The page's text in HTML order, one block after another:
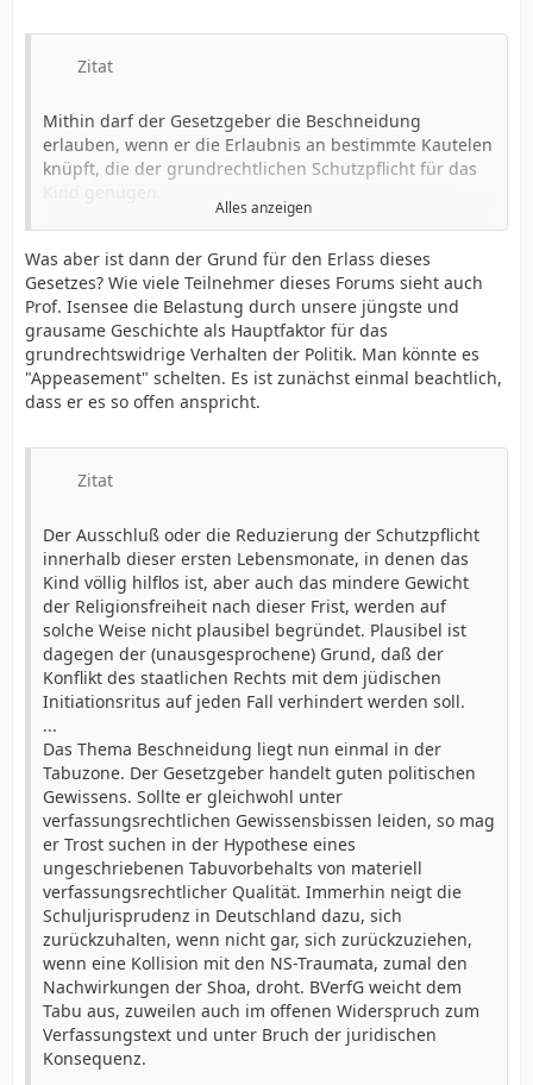
„gelebten Verfassungskultur“, was immer diese Formel
bedeutet. Die Argumentation entzieht sich der
juridischen Nachprüfung und entschwebt in den
...
Doch verwaltet sie nicht die individuellen
Angelegenheiten ihrer Angehörigen, also nicht deren
Freiheit, Leben und körperliche Unversehrtheit.
wegen kein unmittelbares, sondern nur ein sekundäres
Erziehungsrecht.
...
Daher läßt sich die körperliche Unversehrtheit des
Kindes nicht gegen die Selbstbestimmung der
Religionsgemeinschaft abwägen.
Zitat
Mithin darf der Gesetzgeber die Beschneidung
erlauben, wenn er die Erlaubnis an bestimmte Kautelen
knüpft, die der grundrechtlichen Schutzpflicht für das
Beschneidung des weiblichen ist kein Thema. Deren
Unzulässigkeit wird als gegeben vorausgesetzt, auch
dann, wenn ihr Ausmaß, mutatis mutandis, hinter dem
der nunmehr erlaubten Beschneidung zurückbleibt und
auch sie auf religiöse Gründe gestützt wird. Eine
Einwilligung von Sorgeberechtigten wird hier von
vornherein abgetan. Der potentielle Widerspruch zum
Personensorge umfaßt die Einwilligung für das nicht
einsichts- und urteilsfähige Kind. Das Gesetz sagt aber
seinen eigenen Willen geltend machen, ab wann es sich
widersetzen, ab wann es allein entscheiden kann.
...
Die Entscheidung, welche die Eltern für ihr Kind treffen,
muß aus freier Einsicht, nicht aber aus
unwiderstehlichem Druck des sozialen Umfeldes
erfolgen. Die Einwilligung der Eltern setzt eine
sachkundige Beratung über die gesundheitlichen
Folgen und Risiken voraus (informed consent).
...
Daher gibt das Gesetz die Beschneidung generell frei.
...
Das Gesetz fordert, daß die Regeln der ärztlichen Kunst
eingehalten werden.
...
Probleme dieser Art erheben sich, wenn nach dem
Urteil des Arztes Narkose erforderlich ist, aber nach der
Tradition, auf die sich die Eltern berufen, die Zufügung
von Schmerzen zum Sinn der Zirkumzision gehört.
...
Jedenfalls heiligt die Achtung vor dem religiösen
Brauchtum nicht Prozeduren, welche die körperliche
Qual des wehrlosen Jungen planmäßig in Kauf nehmen
oder geradezu ritualisieren („Wer den Schmerz nicht
Alles anzeigen
Was aber ist dann der Grund für den Erlass dieses
Gesetzes? Wie viele Teilnehmer dieses Forums sieht auch
Prof. Isensee die Belastung durch unsere jüngste und
grausame Geschichte als Hauptfaktor für das
grundrechtswidrige Verhalten der Politik. Man könnte es
"Appeasement" schelten. Es ist zunächst einmal beachtlich,
dass er es so offen anspricht.
Zitat
Der Ausschluß oder die Reduzierung der Schutzpflicht
innerhalb dieser ersten Lebensmonate, in denen das
Kind völlig hilflos ist, aber auch das mindere Gewicht
der Religionsfreiheit nach dieser Frist, werden auf
solche Weise nicht plausibel begründet. Plausibel ist
dagegen der (unausgesprochene) Grund, daß der
Konflikt des staatlichen Rechts mit dem jüdischen
Initiationsritus auf jeden Fall verhindert werden soll.
...
Das Thema Beschneidung liegt nun einmal in der
Tabuzone. Der Gesetzgeber handelt guten politischen
Gewissens. Sollte er gleichwohl unter
verfassungsrechtlichen Gewissensbissen leiden, so mag
er Trost suchen in der Hypothese eines
ungeschriebenen Tabuvorbehalts von materiell
verfassungsrechtlicher Qualität. Immerhin neigt die
Schuljurisprudenz in Deutschland dazu, sich
zurückzuhalten, wenn nicht gar, sich zurückzuziehen,
wenn eine Kollision mit den NS-Traumata, zumal den
Nachwirkungen der Shoa, droht. BVerfG weicht dem
Tabu aus, zuweilen auch im offenen Widerspruch zum
Verfassungstext und unter Bruch der juridischen
Konsequenz.